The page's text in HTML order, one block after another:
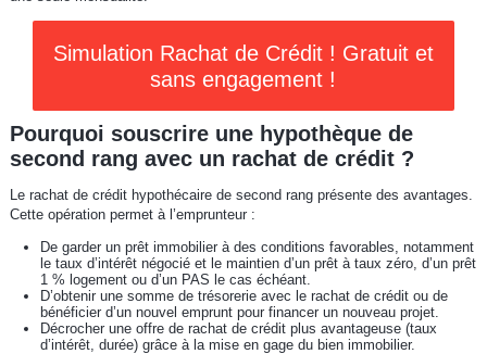
Simulation Rachat de Crédit ! Gratuit et
sans engagement !
Pourquoi souscrire une hypothèque de
second rang avec un rachat de crédit ?
Le rachat de crédit hypothécaire de second rang présente des avantages.
Cette opération permet à l’emprunteur :
De garder un prêt immobilier à des conditions favorables, notamment
le taux d’intérêt négocié et le maintien d’un prêt à taux zéro, d’un prêt
1 % logement ou d’un PAS le cas échéant.
D’obtenir une somme de trésorerie avec le rachat de crédit ou de
bénéficier d’un nouvel emprunt pour financer un nouveau projet.
Décrocher une offre de rachat de crédit plus avantageuse (taux
d’intérêt, durée) grâce à la mise en gage du bien immobilier.